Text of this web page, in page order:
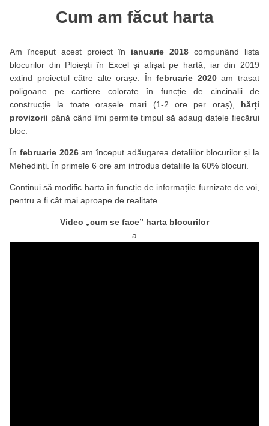
Cum am făcut harta
Am început acest proiect în ianuarie 2018 compunând lista
blocurilor din Ploiești în Excel și afișat pe hartă, iar din 2019
extind proiectul către alte orașe. Înfebruarie 2020am trasat
poligoane pe cartiere colorate în funcție de cincinalii de
construcție la toate orașele mari (1-2 ore per oraș), hărți
provizorii până când îmi permite timpul să adaug datele fiecărui
bloc.
În februarie 2026am început adăugarea detaliilor blocurilor și la
Mehedinți. În primele 6 ore am introdus detaliile la 60% blocuri.
Continui să modific harta în funcție de informațile furnizate de voi,
pentru a fi cât mai aproape de realitate.
Video „cum se face” harta blocurilor
a